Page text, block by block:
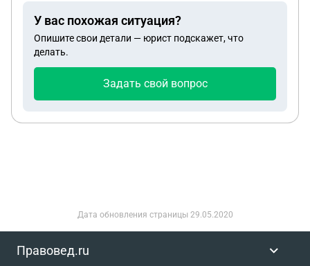
Сахалинская область.
У вас похожая ситуация?
Опишите свои детали — юрист подскажет, что
делать.
Задать свой вопрос
Дата обновления страницы 29.05.2020
Правовед.ru